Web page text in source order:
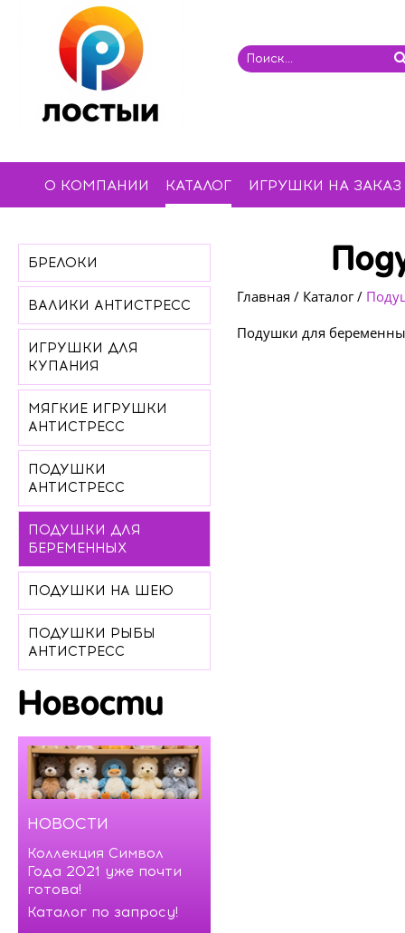
О КОМПАНИИ КАТАЛОГ ИГРУШКИ НА ЗАКАЗ
Главная / Каталог/
Подушки для
БРЕЛОКИ
ВАЛИКИ АНТИСТРЕСС
ИГРУШКИ ДЛЯ
КУПАНИЯ
МЯГКИЕ ИГРУШКИ
АНТИСТРЕСС
ПОДУШКИ
АНТИСТРЕСС
ПОДУШКИ ДЛЯ
БЕРЕМЕННЫХ
ПОДУШКИ НА ШЕЮ
ПОДУШКИ РЫБЫ
АНТИСТРЕСС
Новости
НОВОСТИ
Коллекция Символ
Года 2021 уже почти
готова!
Каталог по запросу!